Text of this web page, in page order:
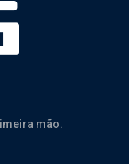
mão.